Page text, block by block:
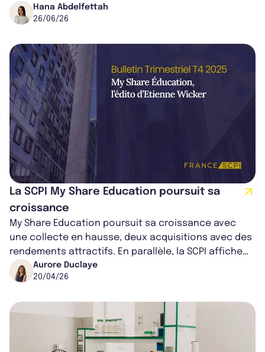
un actif de 2.600 m², entiè...
Hana Abdelfettah
26/06/26
La SCPI My Share Education poursuit sa
croissance
My Share Education poursuit sa croissance avec
une collecte en hausse, deux acquisitions avec des
rendements attractifs. En parallèle, la SCPI affiche
une performance locative stab...
Aurore Duclaye
20/04/26